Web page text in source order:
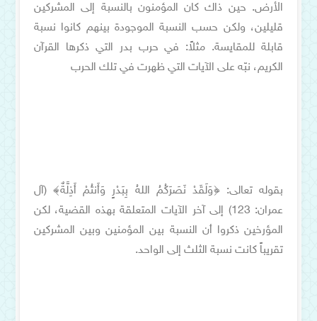
الأرض. حين ذاك كان المؤمنون بالنسبة إلى المشركين
قليلين، ولكن حسب النسبة الموجودة بينهم كانوا نسبة
قابلة للمقايسة. مثلاً: في حرب بدر التي ذكرها القرآن
الكريم، نبّه على الآيات التي ظهرت في تلك الحرب
بقوله تعالى: ﴿وَلَقَدْ نَصَرَكُمُ اللهُ بِبَدْرٍ وَأَنتُمْ أَذِلَّةٌ﴾ (آل
عمران: 123) إلى آخر الآيات المتعلقة بهذه القضية، لكن
المؤرخين ذكروا أن النسبة بين المؤمنين وبين المشركين
تقريباً كانت نسبة الثلث إلى الواحد.